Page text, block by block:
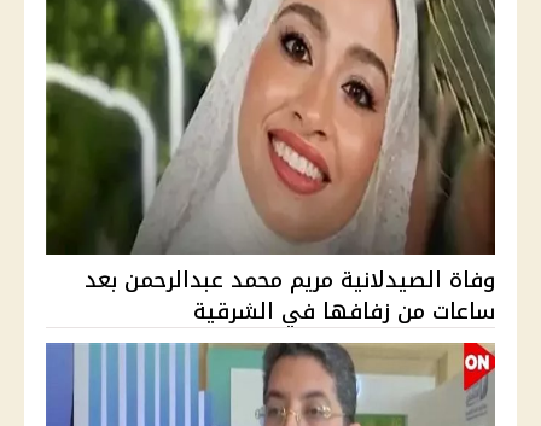
وفاة الصيدلانية مريم محمد عبدالرحمن بعد
ساعات من زفافها في الشرقية